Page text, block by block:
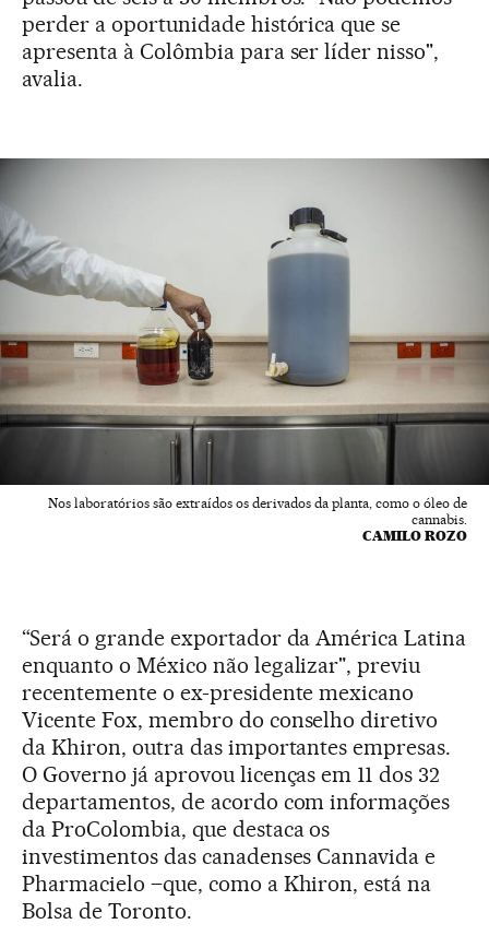
perder a oportunidade histórica que se
apresenta à Colômbia para ser líder nisso",
avalia.
Nos laboratórios são extraídos os derivados da planta, como o óleo de
cannabis.
CAMILO ROZO
“Será o grande exportador da América Latina
enquanto o México não legalizar", previu
recentemente o ex-presidente mexicano
Vicente Fox, membro do conselho diretivo
da Khiron, outra das importantes empresas.
O Governo já aprovou licenças em 11 dos 32
departamentos, de acordo com informações
da ProColombia, que destaca os
investimentos das canadenses Cannavida e
Pharmacielo –que, como a Khiron, está na
Bolsa de Toronto.